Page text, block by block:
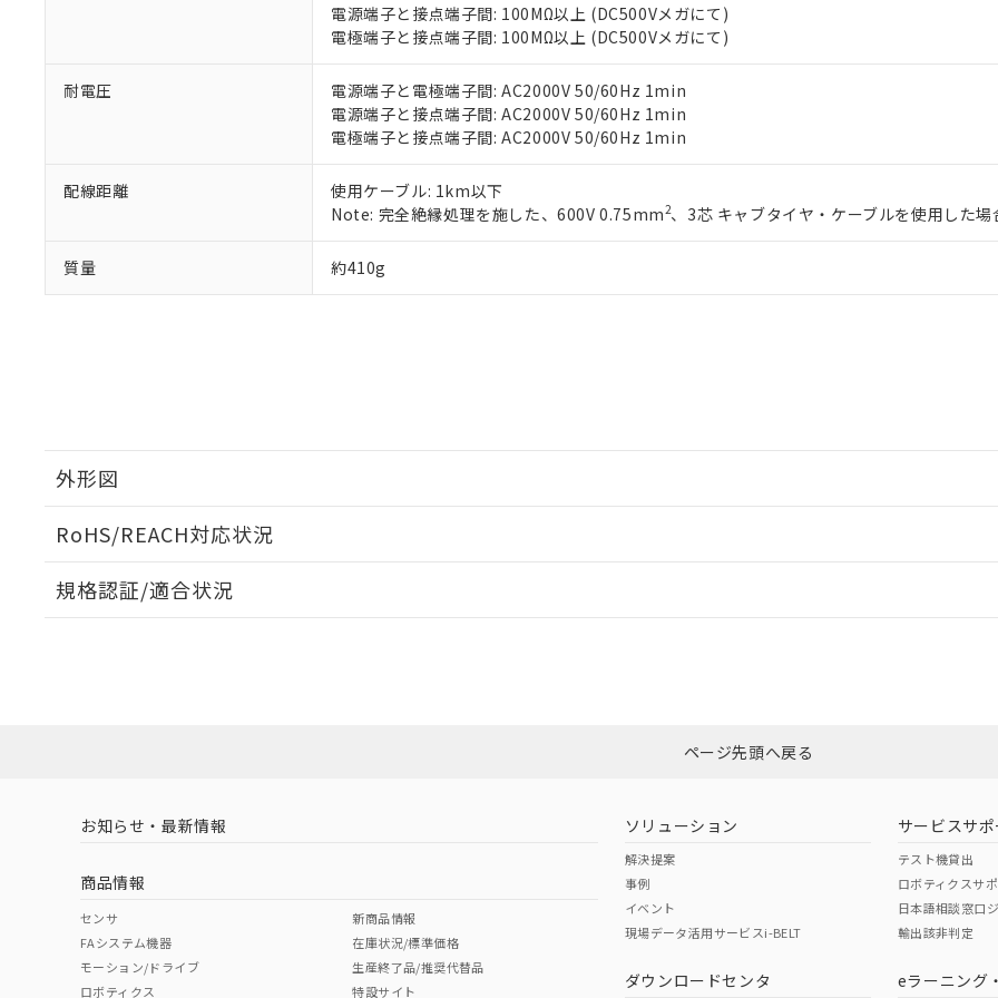
電源端子と接点端子間: 100MΩ以上 (DC500Vメガにて)
電極端子と接点端子間: 100MΩ以上 (DC500Vメガにて)
耐電圧
電源端子と電極端子間: AC2000V 50/60Hz 1min
電源端子と接点端子間: AC2000V 50/60Hz 1min
電極端子と接点端子間: AC2000V 50/60Hz 1min
配線距離
使用ケーブル: 1km以下
Note: 完全絶縁処理を施した、600V 0.75mm2、3芯 キャブタイヤ・ケーブルを使用した場
質量 約410g
外形図
RoHS/REACH対応状況
EU RoHS 注意事項・凡例
ダウンロードはこちら
中国 RoHS 注意事項・凡例
中国 RoHS表
Pb Hg Cr(VI)
規格認証/適合状況
（イギリス
（ノルウェー
（日本
（アメリカ
この製品の規格認証/適合
51物質の非含有証明書（当社基準）
※本証明書は発行日時点で非含有を証明するもので、過去に遡って非含有を証明するも
混在することから備考欄に対応日を記載しておりました。
既に当社にて対応品への在庫切替を完了していることから、特段のことがない限り、
り割愛しております。
ページ先頭へ戻る
お知らせ・最新情報
商品情報
センサ
FAシステム機器
モーション/ドライブ
ロボティクス
新商品情報
在庫状況/標準価格
生産終了品/推奨代替品
特設サイト
ソリューション
解決提案
事例
イベント
現場データ活用サービスi-BELT
ダウンロードセンタ
サービスサポ
テスト機貸出
ロボティクスサ
日本語相談窓口
輸出該非判定
eラーニング